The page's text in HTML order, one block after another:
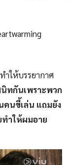
ำให้บรรยากาศ
ทกันเพราะพวก
คนขี้เล่น แถมยัง
ำให้ผมอาย